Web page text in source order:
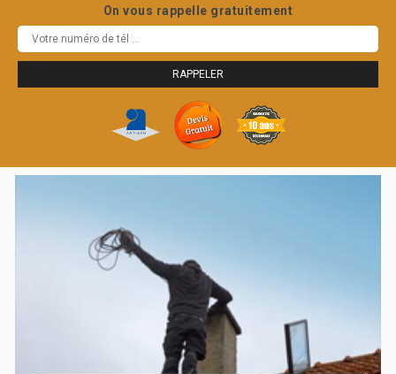
On vous rappelle gratuitement